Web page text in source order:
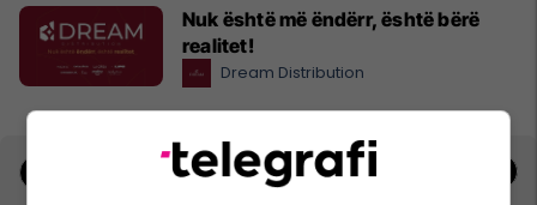
Nuk është më ëndërr, është bërë
realitet!
Dream Distribution
Real Estate